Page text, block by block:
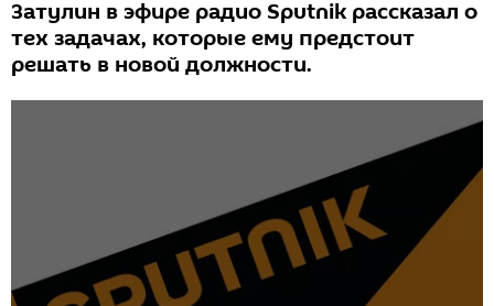
Затулин в эфире радио Sputnik рассказал о
тех задачах, которые ему предстоит
решать в новой должности.